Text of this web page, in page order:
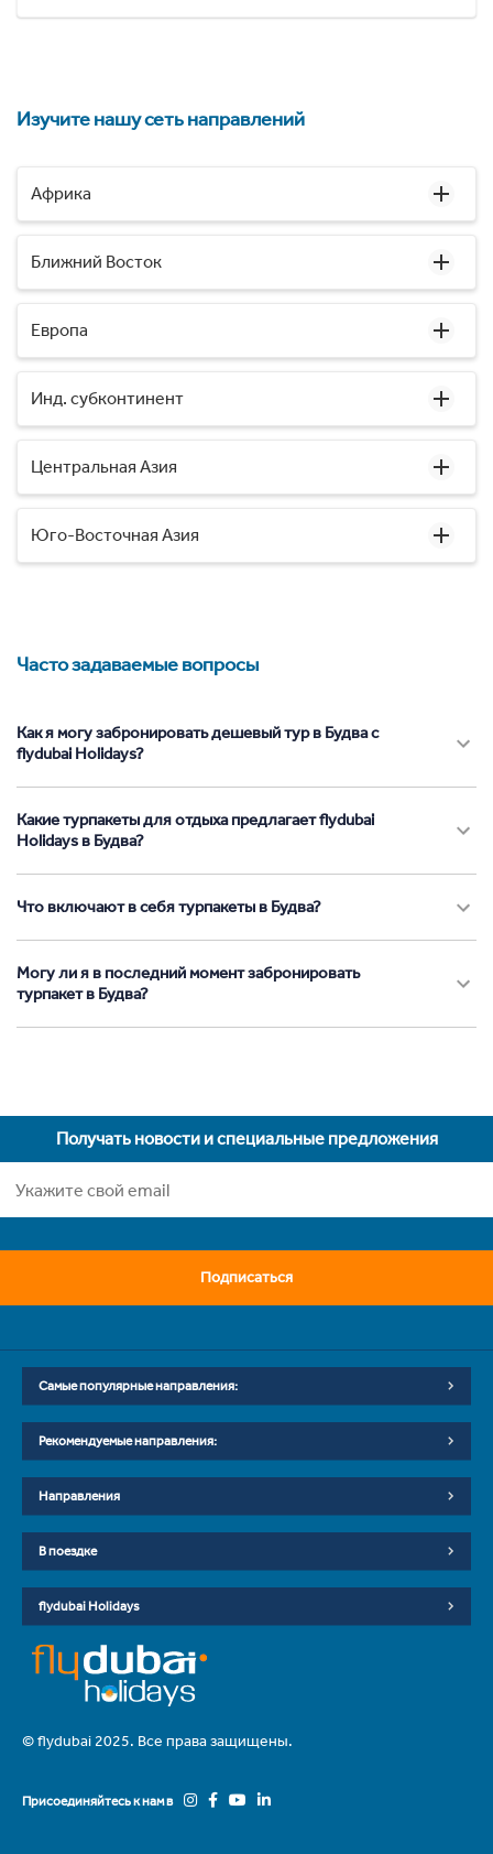
Изучите нашу сеть направлений
Африка
Ближний Восток
Европа
Инд. субконтинент
Центральная Азия
Юго-Восточная Азия
Часто задаваемые вопросы
Как я могу забронировать дешевый тур в Будва с
flydubai Holidays?
Какие турпакеты для отдыха предлагает flydubai
Holidays в Будва?
Что включают в себя турпакеты в Будва?
Могу ли я в последний момент забронировать
турпакет в Будва?
Получать новости и специальные предложения
Подписаться
Самые популярные направления:
Рекомендуемые направления:
Направления
В поездке
flydubai Holidays
© flydubai 2025. Все права защищены.
Присоединяйтесь к нам в